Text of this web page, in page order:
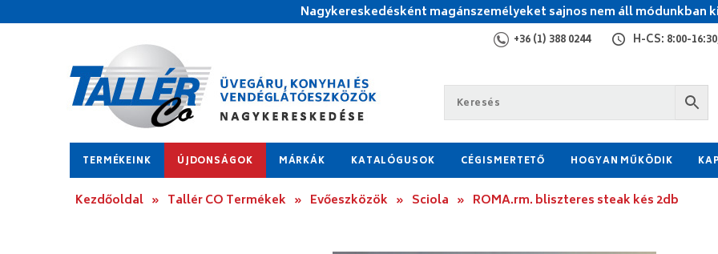
Nagykereskedésként magánszemélyeket sajnos nem áll módunkban
+36 (1) 388 0244 H-CS: 8:00-
TERMÉKEINK ÚJDONSÁGOK MÁRKÁK KATALÓGUSOK CÉGISMERTETŐ HOGYAN MŰKÖDIK
Kezdőoldal » Tallér CO Termékek » Evőeszközök » Sciola » ROMA.rm. bliszteres steak kés 2db